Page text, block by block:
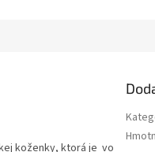
koženky, ktorá je vo